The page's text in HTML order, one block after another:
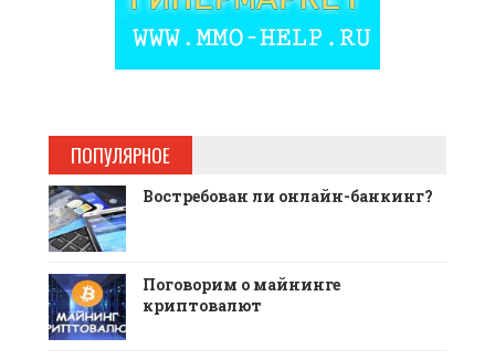
ПОПУЛЯРНОЕ
Востребован ли онлайн-банкинг?
Поговорим о майнинге
криптовалют